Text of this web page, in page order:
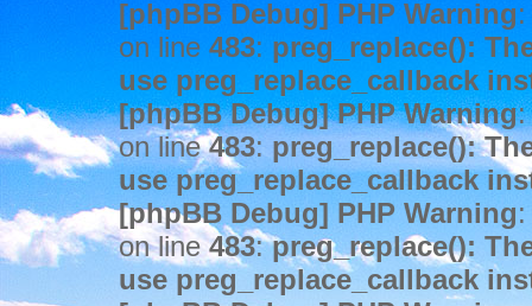
[phpBB Debug] PHP Warning
on line 483: preg_replace():
use preg_replace_callback
[phpBB Debug] PHP Warning:
on line483: preg_replace():
use preg_replace_callback
[phpBB Debug] PHP Warning
on line483:preg_replace():
use preg_replace_callback